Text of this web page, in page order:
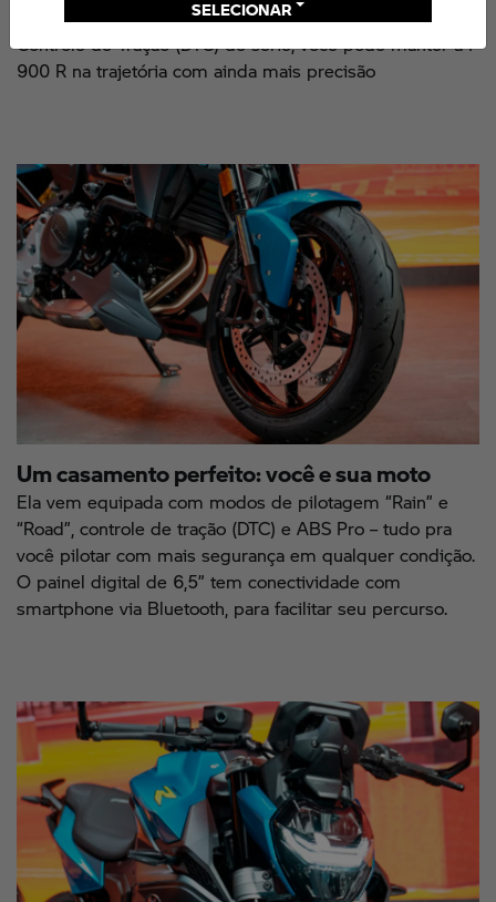
dinâmica são altamente emotivas. Com ABS Pro e
Controle de Tração (DTC) de série, você pode manter a F
900 R na trajetória com ainda mais precisão
Um casamento perfeito: você e sua moto
Ela vem equipada com modos de pilotagem “Rain” e
“Road”, controle de tração (DTC) e ABS Pro – tudo pra
você pilotar com mais segurança em qualquer condição.
O painel digital de 6,5” tem conectividade com
smartphone via Bluetooth, para facilitar seu percurso.